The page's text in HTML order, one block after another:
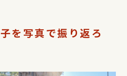
を写真で振り返ろ